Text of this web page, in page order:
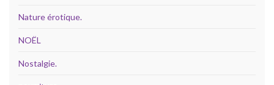
Nature érotique.
NOËL
Nostalgie.